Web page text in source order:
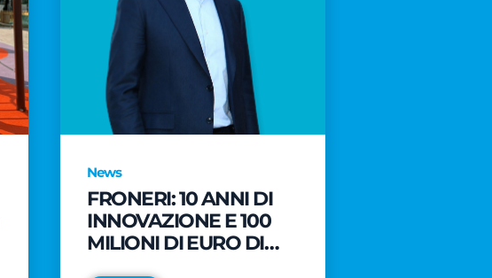
News
FRONERI: 10 ANNI DI
INNOVAZIONE E 100
MILIONI DI EURO DI